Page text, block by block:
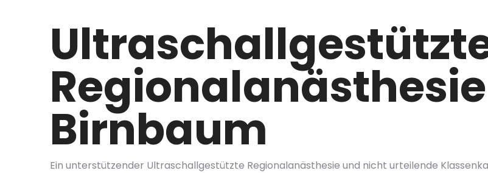
Birnbaum
Ein unterstützender Ultraschallgestützte Regionalanästhesie und nicht urteilende